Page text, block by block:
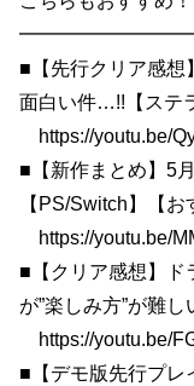
■【先行クリア感想
面白い件…!!【ステ
https://youtu.be/
■【新作まとめ】5
【PS/Switch】【お
https://youtu.be/
■【クリア感想】ド
が”楽しみ方”が難
https://youtu.be/
■【デモ版先行プレ